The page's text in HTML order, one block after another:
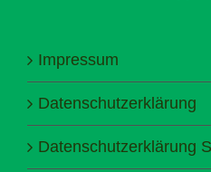
Impressum
Datenschutzerklärung
Datenschutzerklärung